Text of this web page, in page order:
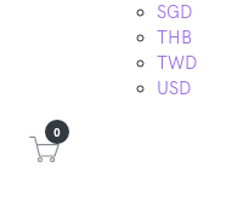
SGD
THB
TWD
USD
0